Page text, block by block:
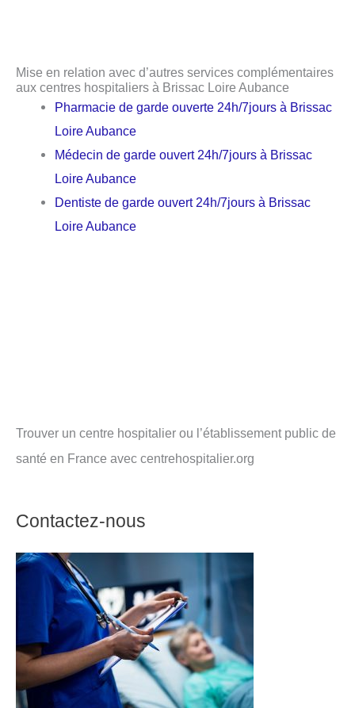
Mise en relation avec d’autres services complémentaires
aux centres hospitaliers à Brissac Loire Aubance
Pharmacie de garde ouverte 24h/7jours à Brissac
Loire Aubance
Médecin de garde ouvert 24h/7jours à Brissac
Loire Aubance
Dentiste de garde ouvert 24h/7jours à Brissac
Loire Aubance
Trouver un centre hospitalier ou l’établissement public de
santé en France avec centrehospitalier.org
Contactez-nous